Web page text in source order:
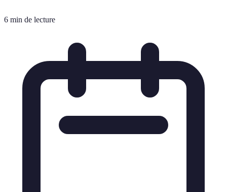
6 min de lecture